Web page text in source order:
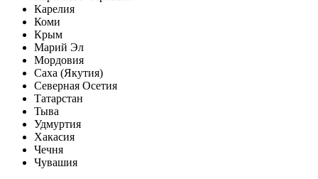
Карелия
Коми
Крым
Марий Эл
Мордовия
Саха (Якутия)
Северная Осетия
Татарстан
Тыва
Удмуртия
Хакасия
Чечня
Чувашия